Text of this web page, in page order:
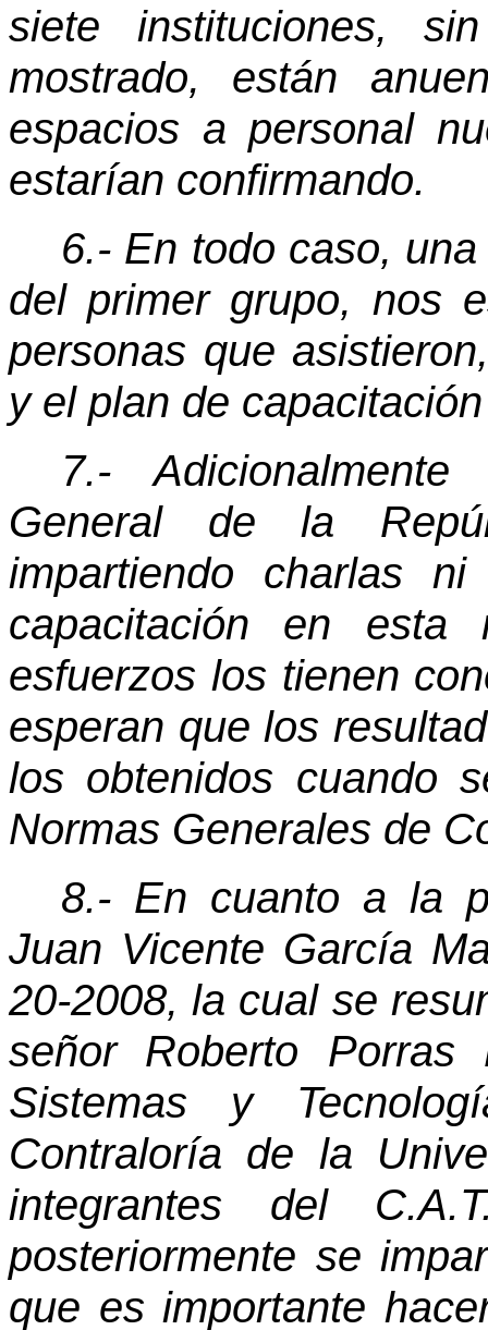
siete instituciones,
mostrado, están
espacios a personal
estarían confirmando.
6.- En todo caso,
del primer grupo, nos
personas que
y el plan de
7.-
General de la
impartiendo charlas
capacitación en
esfuerzos los tienen
esperan que los
los obtenidos cuando
Normas Generales de
8.- En cuanto a la
Juan Vicente García
20-2008, la cual se
señor Roberto
Sistemas y
Contraloría de la
integrantes del
posteriormente se
que es importante